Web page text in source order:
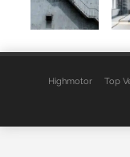
Highmotor Top